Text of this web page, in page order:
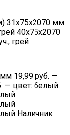
31х75х2070 мм
40х75х2070
грей
19,99 руб. —
— цвет: белый
Наличник